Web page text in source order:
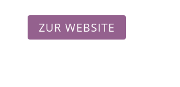
ZUR WEBSITE